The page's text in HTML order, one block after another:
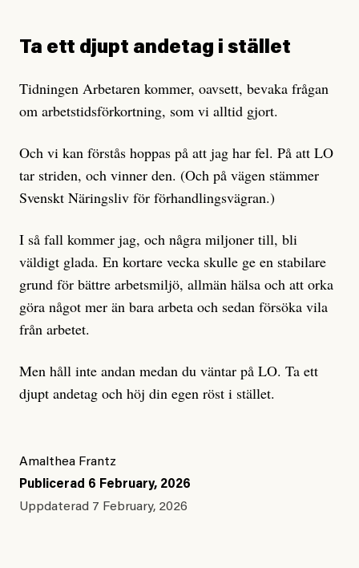
Ta ett djupt andetag i stället
Tidningen Arbetaren kommer, oavsett, bevaka frågan
om arbetstidsförkortning, som vi alltid gjort.
Och vi kan förstås hoppas på att jag har fel. På att LO
tar striden, och vinner den. (Och på vägen stämmer
Svenskt Näringsliv för förhandlingsvägran.)
I så fall kommer jag, och några miljoner till, bli
väldigt glada. En kortare vecka skulle ge en stabilare
grund för bättre arbetsmiljö, allmän hälsa och att orka
göra något mer än bara arbeta och sedan försöka vila
från arbetet.
Men håll inte andan medan du väntar på LO. Ta ett
djupt andetag och höj din egen röst i stället.
Amalthea Frantz
Publicerad 6 February, 2026
Uppdaterad 7 February, 2026